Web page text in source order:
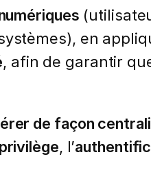
en
, afin de garantir
de façon
, l’